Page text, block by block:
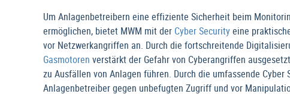
Um Anlagenbetreibern eine effiziente Sicherheit beim
ermöglichen, bietet MWM mit der Cyber Securityeine
vor Netzwerkangriffen an. Durch die fortschreitende
Gasmotoren verstärkt der Gefahr von Cyberangriffen
zu Ausfällen von Anlagen führen. Durch die umfassende
Anlagenbetreiber gegen unbefugten Zugriff und vor